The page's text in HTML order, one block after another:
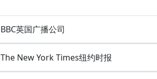
BBC英国广播公司
The New York Times纽约时报